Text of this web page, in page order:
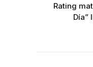
Rating
Día”